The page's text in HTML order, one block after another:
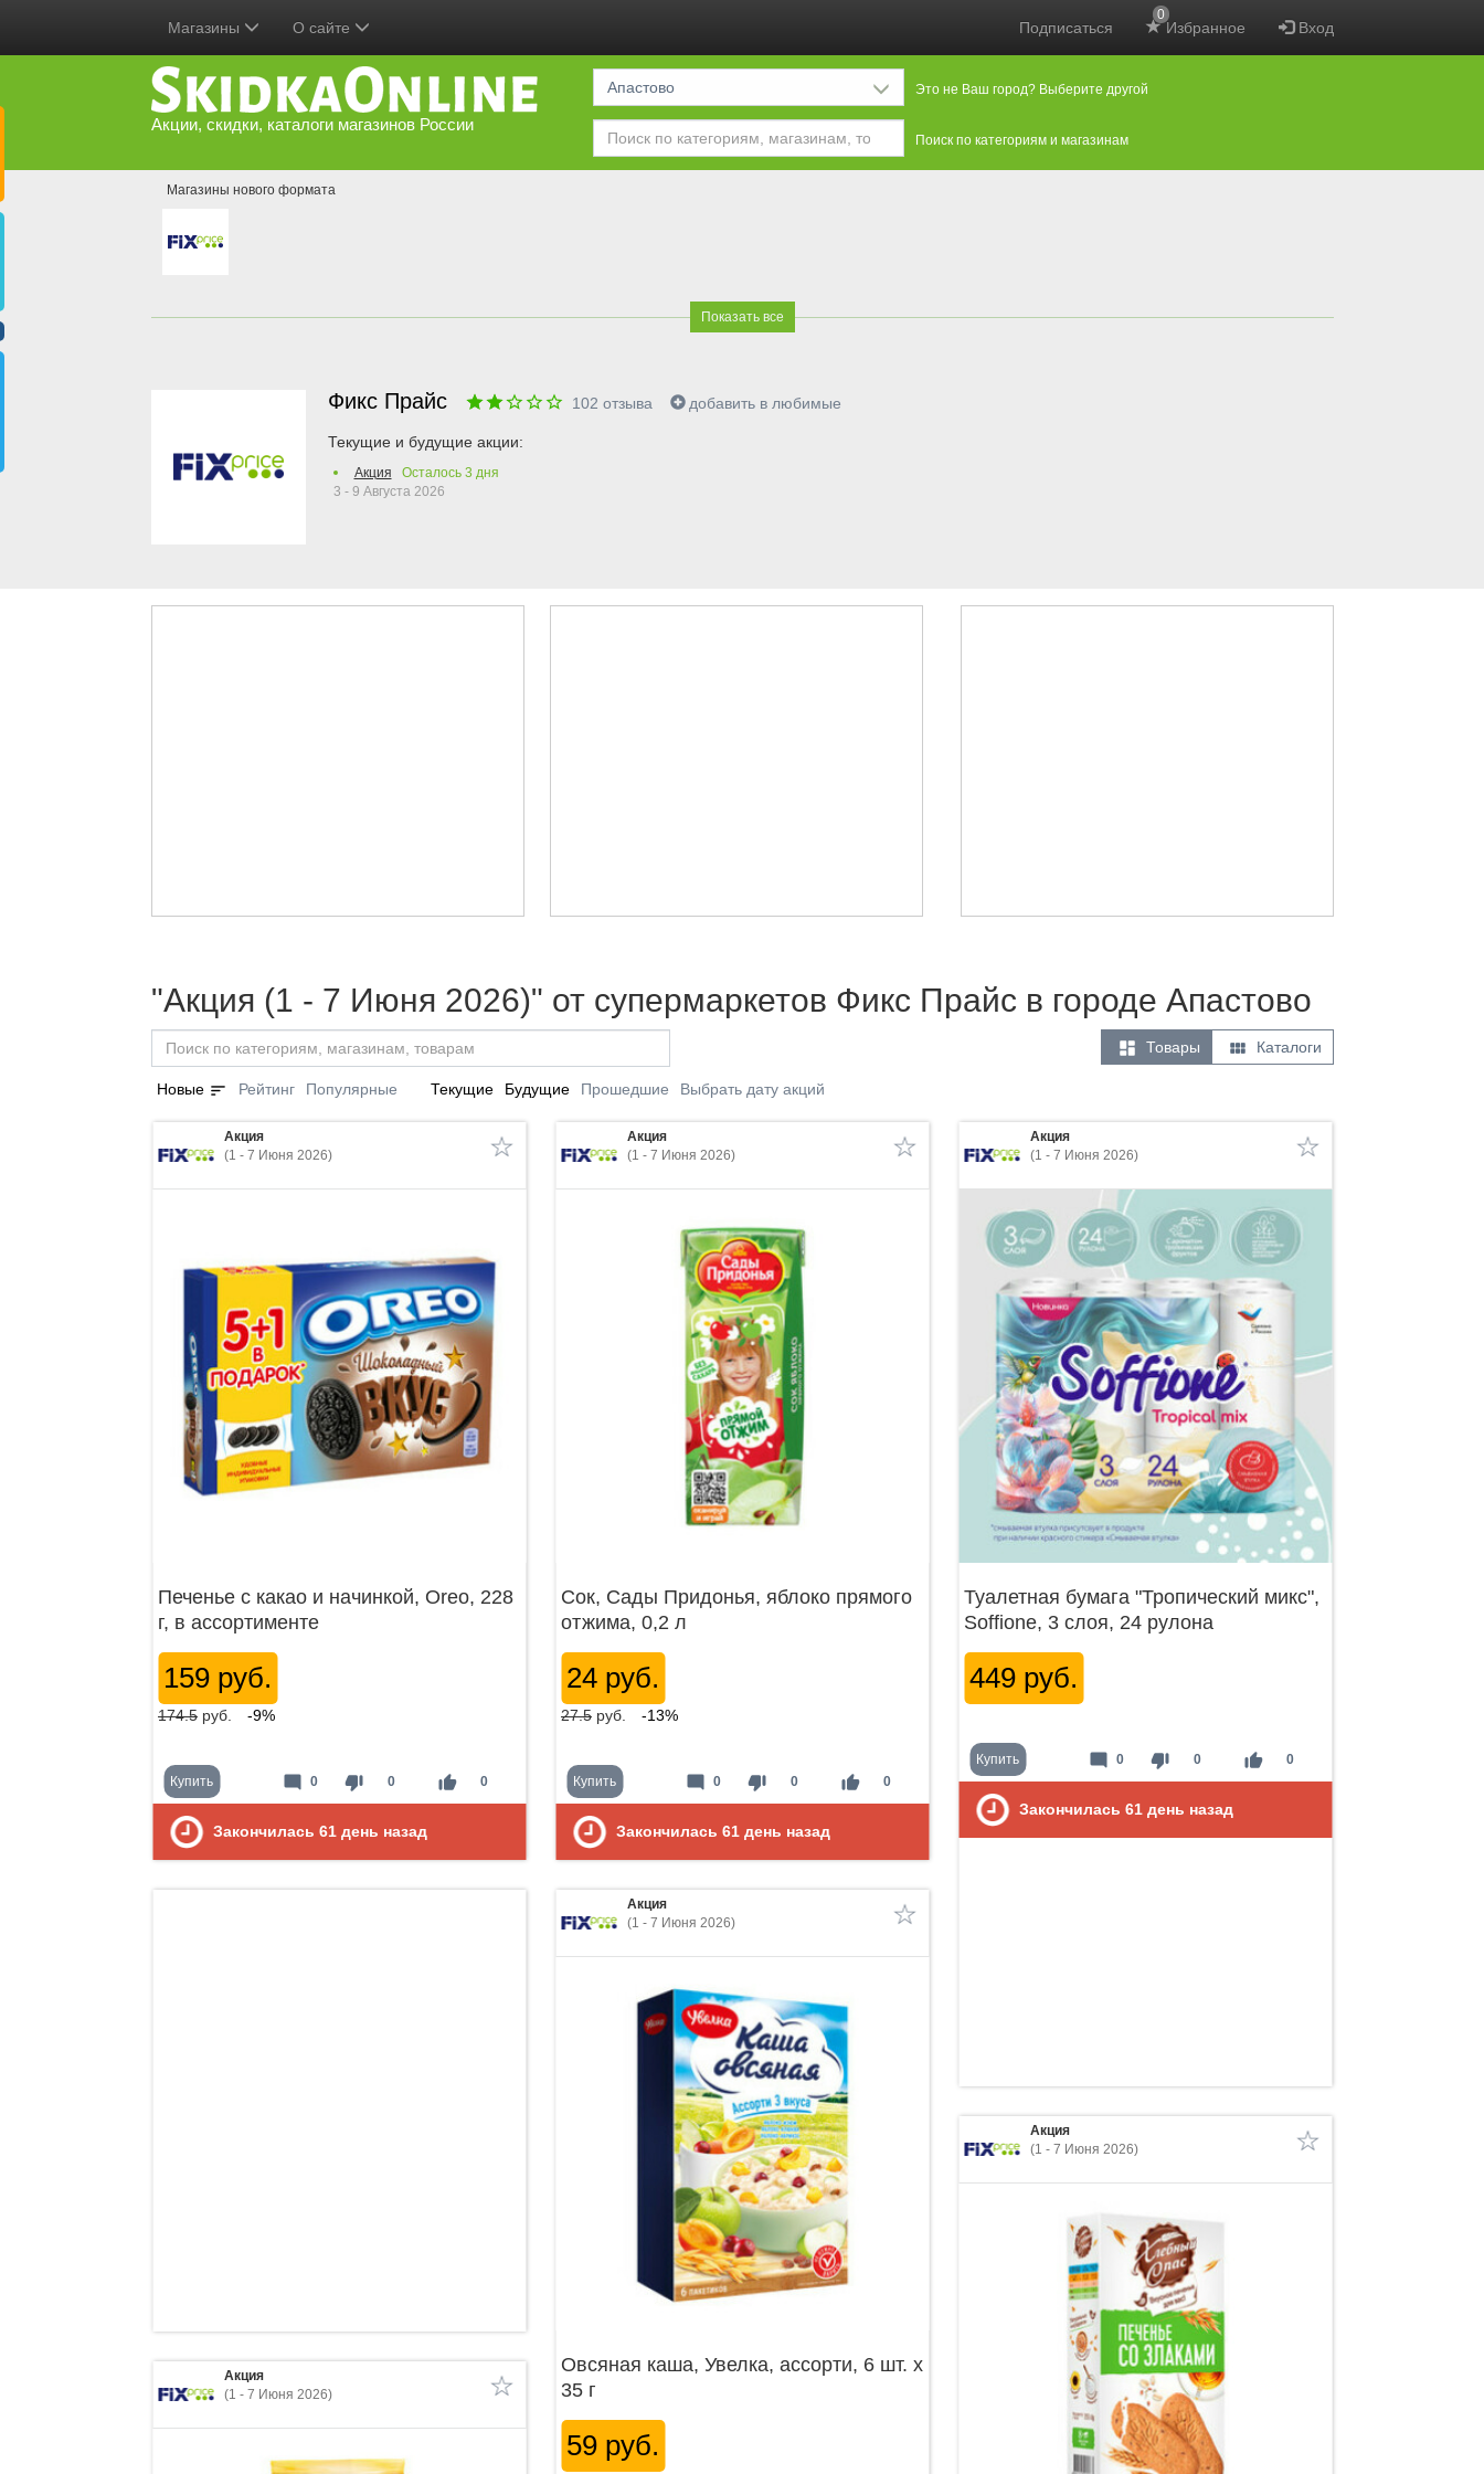
Подписаться Избранное
0
Вход
Магазины О сайте
Акции, скидки, каталоги магазинов России
Апастово Это не Ваш город? Выберите другой
Поиск по категориям и магазинам
Магазины нового формата
Показать все
Фикс Прайс 102 отзыва добавить в любимые
Текущие и будущие акции:
Акция Осталось 3 дня
3 - 9 Августа 2026
"Акция (1 - 7 Июня 2026)" от супермаркетов Фикс Прайс в городе Апастово
 Товары  Каталоги
Новые sort Рейтинг Популярные Текущие Будущие Прошедшие Выбрать дату акций
Акция
(1 - 7 Июня 2026)
Печенье с какао и начинкой, Oreo, 228
г, в ассортименте
159 руб.
174.5 руб. -9%
Купить thumb_down 0 thumb_up 0
mode_comment 0
Закончилась 61 день назад
Акция
(1 - 7 Июня 2026)
Сок, Сады Придонья, яблоко прямого
отжима, 0,2 л
24 руб.
27.5 руб. -13%
Купить thumb_down 0 thumb_up 0
mode_comment 0
Закончилась 61 день назад
Акция
(1 - 7 Июня 2026)
Туалетная бумага "Тропический микс",
Soffione, 3 слоя, 24 рулона
449 руб.
Купить thumb_down 0 thumb_up 0
mode_comment 0
Закончилась 61 день назад
Акция
(1 - 7 Июня 2026)
Овсяная каша, Увелка, ассорти, 6 шт. х
35 г
59 руб.
Акция
(1 - 7 Июня 2026)
Акция
(1 - 7 Июня 2026)